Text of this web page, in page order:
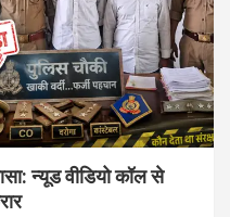
न्यूड वीडियो कॉल से